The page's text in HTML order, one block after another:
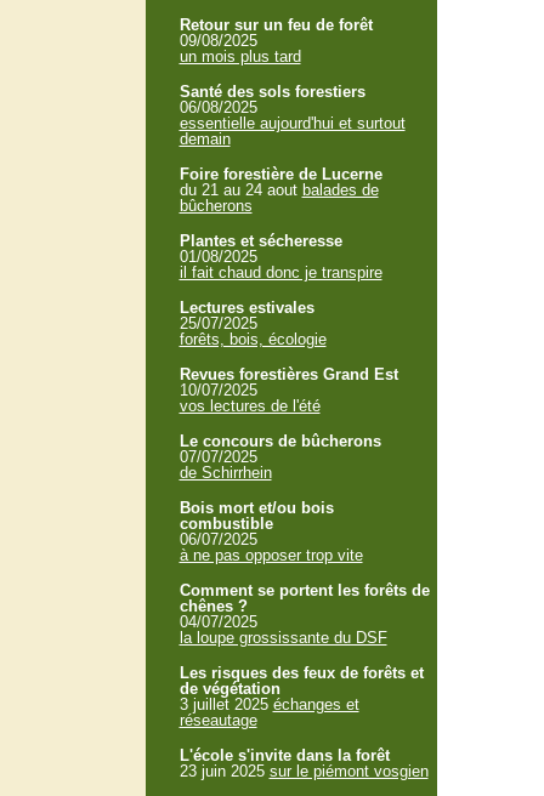
Retour sur un feu de forêt
09/08/2025
un mois plus tard
Santé des sols forestiers
06/08/2025
essentielle aujourd'hui et surtout
demain
Foire forestière de Lucerne
du 21 au 24 aout balades de
bûcherons
Plantes et sécheresse
01/08/2025
il fait chaud donc je transpire
Lectures estivales
25/07/2025
forêts, bois, écologie
Revues forestières Grand Est
10/07/2025
vos lectures de l'été
Le concours de bûcherons
07/07/2025
de Schirrhein
Bois mort et/ou bois
combustible
06/07/2025
à ne pas opposer trop vite
Comment se portent les forêts de
chênes ?
04/07/2025
la loupe grossissante du DSF
Les risques des feux de forêts et
de végétation
3 juillet 2025 échanges et
réseautage
L'école s'invite dans la forêt
23 juin 2025 sur le piémont vosgien